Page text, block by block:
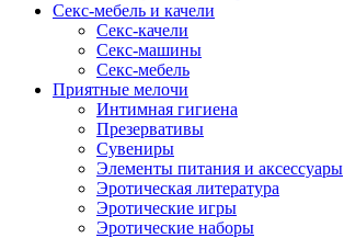
Секс-мебель и качели
Секс-качели
Секс-машины
Секс-мебель
Приятные мелочи
Интимная гигиена
Презервативы
Сувениры
Элементы питания и аксессуары
Эротическая литература
Эротические игры
Эротические наборы